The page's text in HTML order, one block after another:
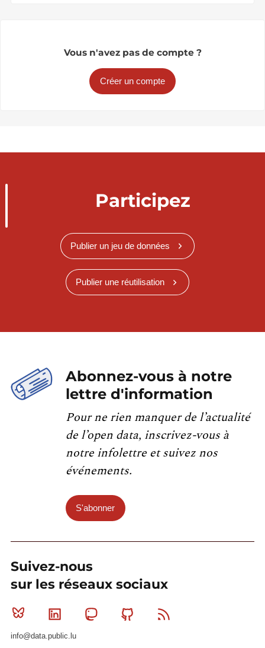
Vous n'avez pas de compte ?
Créer un compte
Participez
Publier un jeu de données
Publier une réutilisation
Abonnez-vous à notre
lettre d'information
Pour ne rien manquer de l’actualité
de l’open data, inscrivez-vous à
notre infolettre et suivez nos
événements.
S'abonner
Suivez-nous
sur les réseaux sociaux
Bluesky Linkedin MastodonGithub
info@data.public.lu